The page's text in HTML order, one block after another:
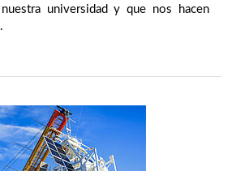
universidad y que nos hacen